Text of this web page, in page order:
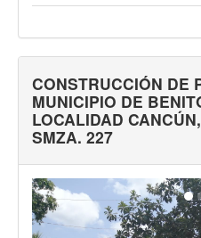
CONSTRUCCIÓN DE
MUNICIPIO DE
LOCALIDAD
SMZA. 227